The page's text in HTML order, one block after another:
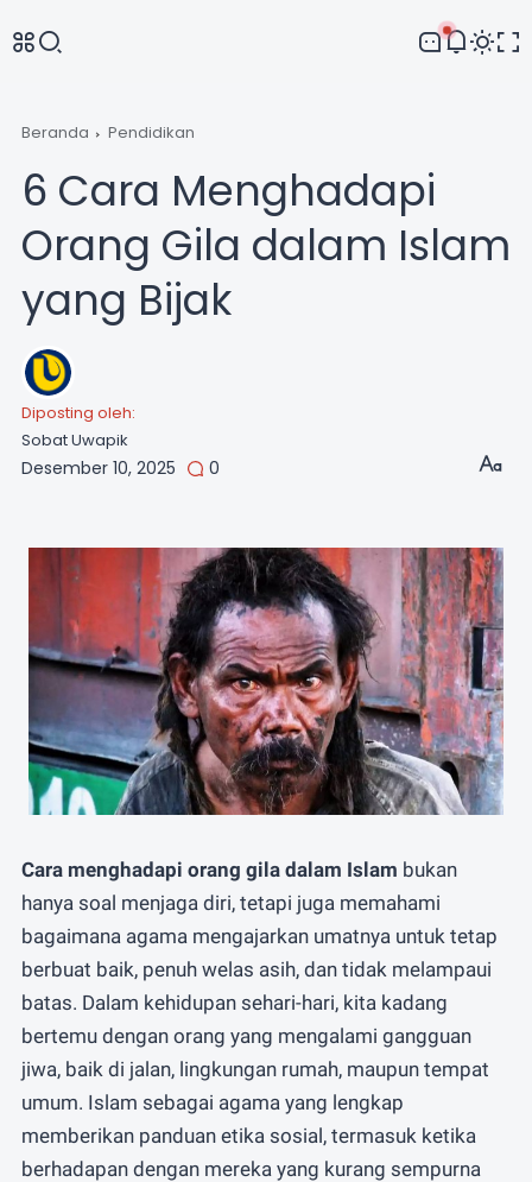
Comment
Beranda Pendidikan
6 Cara Menghadapi
Orang Gila dalam Islam
yang Bijak
Diposting oleh:
Sobat Uwapik
Desember 10, 2025 0
Cara menghadapi orang gila dalam Islam bukan
hanya soal menjaga diri, tetapi juga memahami
bagaimana agama mengajarkan umatnya untuk tetap
berbuat baik, penuh welas asih, dan tidak melampaui
batas. Dalam kehidupan sehari-hari, kita kadang
bertemu dengan orang yang mengalami gangguan
jiwa, baik di jalan, lingkungan rumah, maupun tempat
umum. Islam sebagai agama yang lengkap
memberikan panduan etika sosial, termasuk ketika
berhadapan dengan mereka yang kurang sempurna